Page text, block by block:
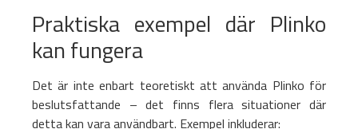
Praktiska exempel där Plinko
kan fungera
Det är inte enbart teoretiskt att använda Plinko för
beslutsfattande – det finns flera situationer där
detta kan vara användbart. Exempel inkluderar: